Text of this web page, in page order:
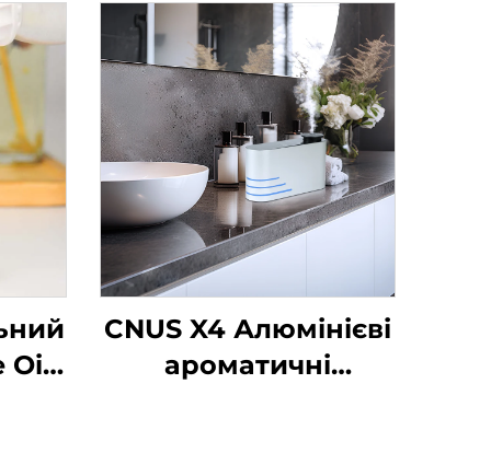
Oil
CNUS X4 Алюмінієві
ароматичні